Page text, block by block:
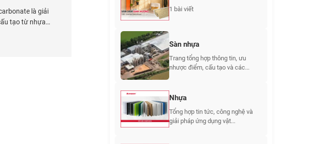
là giải
tạo từ nhựa
đến 31dB.
1 bài viết
Sàn nhựa
Trang tổng hợp thông tin, ưu
nhược điểm, cấu tạo và các...
Nhựa
Tổng hợp tin tức, công nghệ và
giải pháp ứng dụng vật...